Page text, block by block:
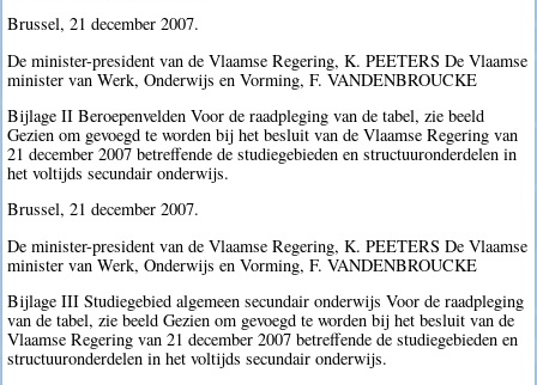
Brussel, 21 december 2007.
De minister-president van de Vlaamse Regering, K. PEETERS De Vlaamse
minister van Werk, Onderwijs en Vorming, F. VANDENBROUCKE
Bijlage II Beroepenvelden Voor de raadpleging van de tabel, zie beeld
Gezien om gevoegd te worden bij het besluit van de Vlaamse Regering van
21 december 2007 betreffende de studiegebieden en structuuronderdelen in
het voltijds secundair onderwijs.
Brussel, 21 december 2007.
De minister-president van de Vlaamse Regering, K. PEETERS De Vlaamse
minister van Werk, Onderwijs en Vorming, F. VANDENBROUCKE
Bijlage III Studiegebied algemeen secundair onderwijs Voor de raadpleging
van de tabel, zie beeld Gezien om gevoegd te worden bij het besluit van de
Vlaamse Regering van 21 december 2007 betreffende de studiegebieden en
structuuronderdelen in het voltijds secundair onderwijs.